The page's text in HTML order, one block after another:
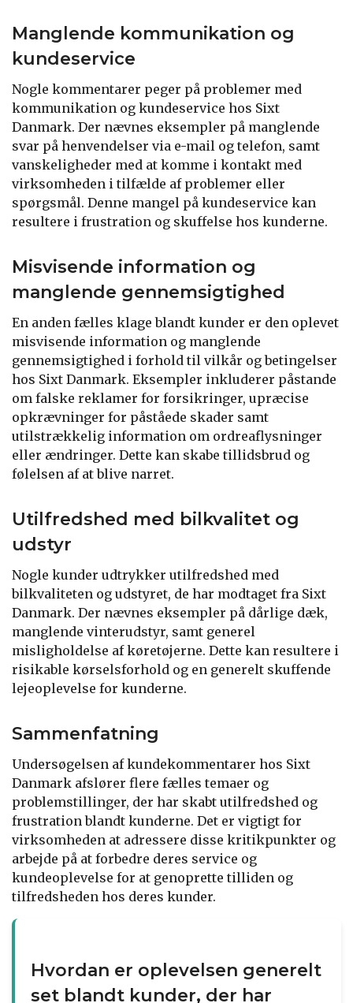
Manglende kommunikation og
kundeservice
Nogle kommentarer peger på problemer med
kommunikation og kundeservice hos Sixt
Danmark. Der nævnes eksempler på manglende
svar på henvendelser via e-mail og telefon, samt
vanskeligheder med at komme i kontakt med
virksomheden i tilfælde af problemer eller
spørgsmål. Denne mangel på kundeservice kan
resultere i frustration og skuffelse hos kunderne.
Misvisende information og
manglende gennemsigtighed
En anden fælles klage blandt kunder er den oplevet
misvisende information og manglende
gennemsigtighed i forhold til vilkår og betingelser
hos Sixt Danmark. Eksempler inkluderer påstande
om falske reklamer for forsikringer, upræcise
opkrævninger for påståede skader samt
utilstrækkelig information om ordreaflysninger
eller ændringer. Dette kan skabe tillidsbrud og
følelsen af at blive narret.
Utilfredshed med bilkvalitet og
udstyr
Nogle kunder udtrykker utilfredshed med
bilkvaliteten og udstyret, de har modtaget fra Sixt
Danmark. Der nævnes eksempler på dårlige dæk,
manglende vinterudstyr, samt generel
misligholdelse af køretøjerne. Dette kan resultere i
risikable kørselsforhold og en generelt skuffende
lejeoplevelse for kunderne.
Sammenfatning
Undersøgelsen af kundekommentarer hos Sixt
Danmark afslører flere fælles temaer og
problemstillinger, der har skabt utilfredshed og
frustration blandt kunderne. Det er vigtigt for
virksomheden at adressere disse kritikpunkter og
arbejde på at forbedre deres service og
kundeoplevelse for at genoprette tilliden og
tilfredsheden hos deres kunder.
Hvordan er oplevelsen generelt
set blandt kunder, der har